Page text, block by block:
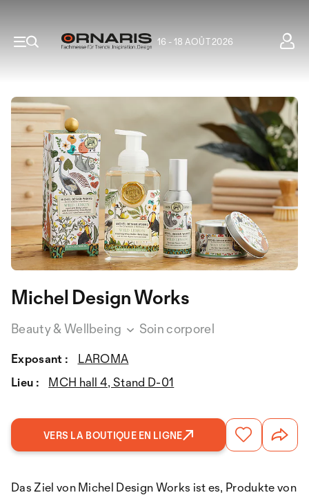
16 - 18 AOÛT 2026
Michel Design Works
Beauty & Wellbeing Soin corporel
Exposant :
LAROMA
Lieu :
MCH hall 4, Stand D-01
VERS LA BOUTIQUE EN LIGNE
Das Ziel von Michel Design Works ist es, Produkte von